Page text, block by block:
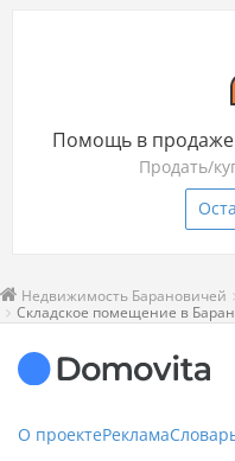
Помощь в
Продать/
Недвижимость Барановичей
Складское помещение в
О проектеРеклама